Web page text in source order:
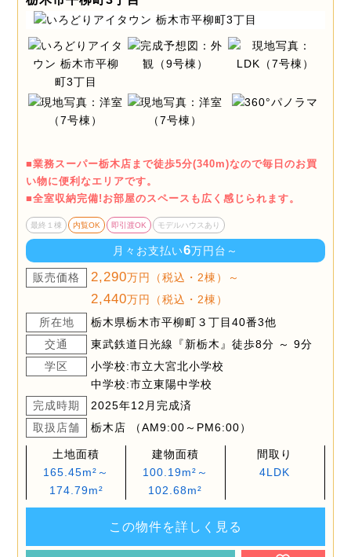
■業務スーパー栃木店まで徒歩5分(340m)なので毎日のお買
い物に便利なエリアです。
■全室収納完備!お部屋のスペースも広く感じられます。
最終１棟 内覧OK 即引渡OK モデルハウスあり
月々お支払い6万円台～
販売価格 2,290万円（税込・2棟）～
2,440万円（税込・2棟）
所在地
栃木県栃木市平柳町３丁目40番3他
交通
東武鉄道日光線『新栃木』徒歩8分 ～ 9分
学区
小学校:市立大宮北小学校
中学校:市立東陽中学校
完成時期
2025年12月完成済
取扱店舗
栃木店 （AM9:00～PM6:00）
土地面積
165.45m²～
174.79m²
建物面積
100.19m²～
102.68m²
間取り
4LDK
この物件を詳しく見る